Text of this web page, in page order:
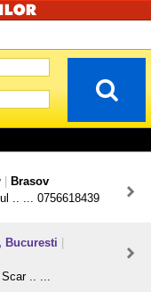
Brasov
.. ... 0756618439
Bucuresti
Scar .. ...